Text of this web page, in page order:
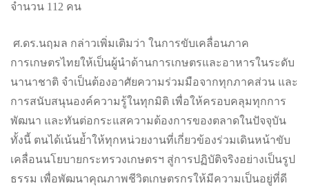
จำนวน 112 คน
ศ.ดร.นฤมล กล่าวเพิ่มเติมว่า ในการขับเคลื่อนภาค
การเกษตรไทยให้เป็นผู้นำด้านการเกษตรและอาหารในระดับ
นานาชาติ จำเป็นต้องอาศัยความร่วมมือจากทุกภาคส่วน และ
การสนับสนุนองค์ความรู้ในทุกมิติ เพื่อให้ครอบคลุมทุกการ
พัฒนา และทันต่อกระแสความต้องการของตลาดในปัจจุบัน
ทั้งนี้ ตนได้เน้นย้ำให้ทุกหน่วยงานที่เกี่ยวข้องร่วมเดินหน้าขับ
เคลื่อนนโยบายกระทรวงเกษตรฯ สู่การปฏิบัติจริงอย่างเป็นรูป
ธรรม เพื่อพัฒนาคุณภาพชีวิตเกษตรกรให้มีความเป็นอยู่ที่ดี